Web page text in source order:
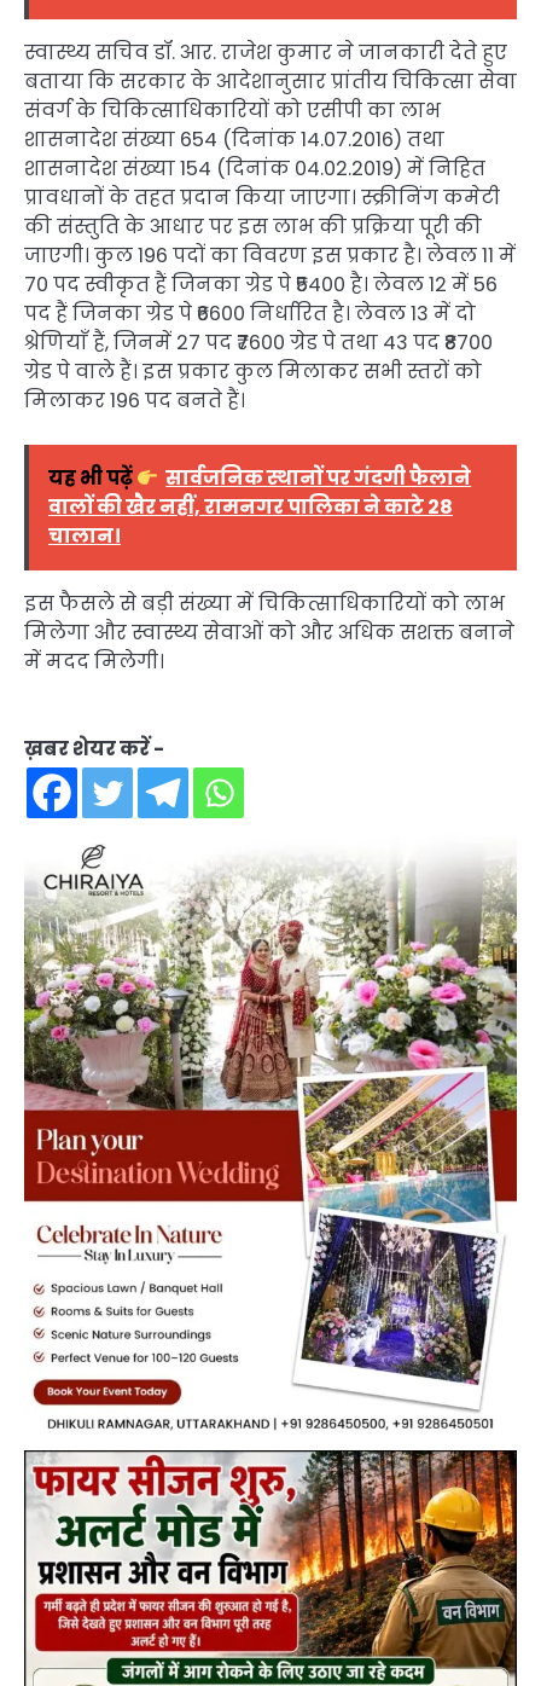
स्वास्थ्य सचिव डॉ. आर. राजेश कुमार ने जानकारी देते हुए
बताया कि सरकार के आदेशानुसार प्रांतीय चिकित्सा सेवा
संवर्ग के चिकित्साधिकारियों को एसीपी का लाभ
शासनादेश संख्या 654 (दिनांक 14.07.2016) तथा
शासनादेश संख्या 154 (दिनांक 04.02.2019) में निहित
प्रावधानों के तहत प्रदान किया जाएगा। स्क्रीनिंग कमेटी
की संस्तुति के आधार पर इस लाभ की प्रक्रिया पूरी की
जाएगी। कुल 196 पदों का विवरण इस प्रकार है। लेवल 11 में
70 पद स्वीकृत हैं जिनका ग्रेड पे ₹5400 है। लेवल 12 में 56
पद हैं जिनका ग्रेड पे ₹6600 निर्धारित है। लेवल 13 में दो
श्रेणियाँ हैं, जिनमें 27 पद ₹7600 ग्रेड पे तथा 43 पद ₹8700
ग्रेड पे वाले हैं। इस प्रकार कुल मिलाकर सभी स्तरों को
मिलाकर 196 पद बनते हैं।
यह भी पढ़ें
सार्वजनिक स्थानों पर गंदगी फैलाने
वालों की खैर नहीं, रामनगर पालिका ने काटे 28
चालान।
इस फैसले से बड़ी संख्या में चिकित्साधिकारियों को लाभ
मिलेगा और स्वास्थ्य सेवाओं को और अधिक सशक्त बनाने
में मदद मिलेगी।
ख़बर शेयर करें -